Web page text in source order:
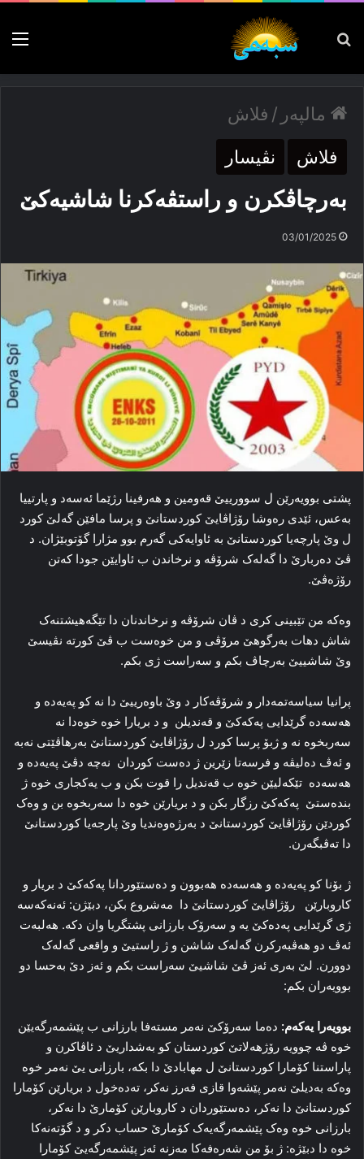
پەیدا بکە
مالپەر / فلاش
فلاش نڤیسار
بەرچاڤکرن و راستڤەکرنا شاشیەکێ
03/01/2025
پشتی بوویەرێن ل سوورییێ قەومین و هەرفینا رژێما ئەسەد و پارتییا
بەعس، ئێدی رەوشا رۆژاڤایێ کوردستانێ و پرسا مافێن گەلێ کورد
ل وێ پارچەیا کوردستانێ بە ئاوایەکی گەرم بوو مژارا گۆتوبێژان. د
ڤێ دەربارێ دا گەلەک شرۆڤە و نرخاندن ب ئاوایێن جودا کەتن
رۆژەڤێ.
وەکە من تێبینی کری د ڤان شرۆڤە و نرخاندنان دا تێگەهیشتنەک
شاش دهات بەرگوهێ مرۆڤی و من خوەست ب ڤێ کورتە نڤیسێ
وێ شاشییێ بەرچاڤ بکم و سەراست ژی بکم.
پرانیا سیاسەتمەدار و شرۆڤەکار د وێ باوەرییێ دا نە کو پەیەدە و
هەسەدە گرێدایی پەکەکێ و قەندیلن و د بریارا خوە خوەدا نە
سەربخوە نە و ژبۆ پرسا کورد ل رۆژاڤایێ کوردستانێ بەرهاڤێتی نەبە
و ئەڤ دەلیڤە و فرسەتا زێرین ژ دەست کوردان نەچە دڤێ پەیەدە و
هەسەدە تێکەلیێن خوە ب قەندیل را قوت بکن و ب یەکجاری خوە ژ
بندەستێ پەکەکێ رزگار بکن و د بریارێن خوە دا سەربخوە بن و وەک
کوردێن رۆژاڤایێ کوردستانێ د بەرژەوەندیا وێ پارجەیا کوردستانێ
دا تەڤبگەرن.
ژ بۆنا کو پەیەدە و هەسەدە هەبوون و دەستێوردانا پەکەکێ د بریار و
کاروبارێن رۆژاڤایێ کوردستانێ دا مەشروع بکن، دبێژن: ئەنەکەسە
ژی گرێدایی پەدەکێ یە و سەرۆک بارزانی پشتگریا وان دکە. هەلبەت
ئەڤ دو هەڤبەرکرن گەلەک شاشن و ژ راستیێ و واقعی گەلەک
دوورن. لێ بەری ئەز ڤێ شاشیێ سەراست بکم و ئەز دێ بەحسا دو
بوویەران بکم:
بوویەرا یەکەم: دەما سەرۆکێ نەمر مستەفا بارزانی ب پێشمەرگەیێن
خوە ڤە چوویە رۆژهەلاتێ کوردستان کو بەشداریێ د ئاڤاکرن و
پاراستنا کۆمارا کوردستانێ ل مهابادێ دا بکە، بارزانی یێ نەمر خوە
وەکە بەدیلێ نەمر پێشەوا قازی فەرز نەکر، تەدەخول د بریارێن کۆمارا
کوردستانێ دا نەکر، دەستێوردان د کاروبارێن کۆمارێ دا نەکر،
بارزانی خوە وەک پێشمەرگەیەک کۆمارێ حساب دکر و د گۆتەنەکا
خوە دا دبێژە: ژ بۆ من شەرەفەکا مەزنە ئەز پێشمەرگەیێ کۆمارا